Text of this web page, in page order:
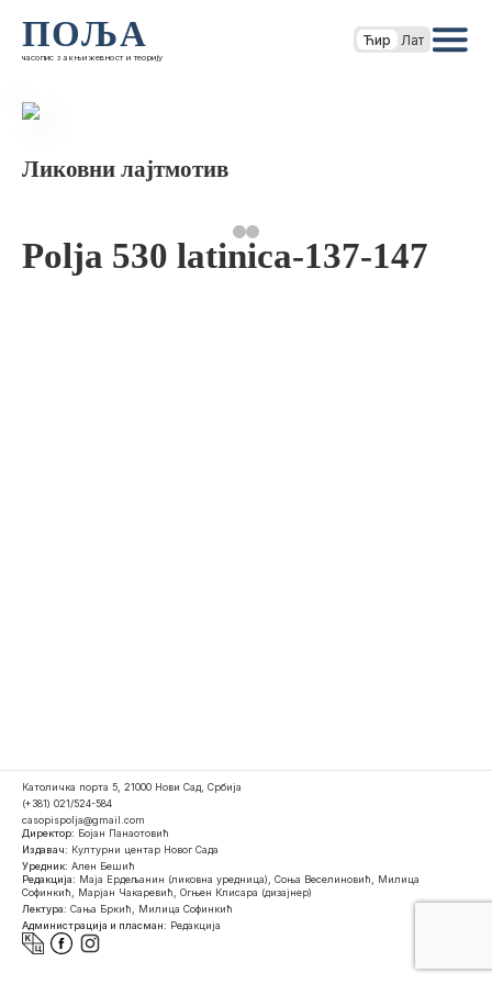
ПОЉА
часопис за књижевност и теорију
Ћир Лат
Ликовни лајтмотив
Polja 530 latinica-137-147
Католичка порта 5, 21000 Нови Сад, Србија
(+381) 021/524-584
casopispolja@gmail.com
Директор: Бојан Панаотовић
Издавач: Културни центар Новог Сада
Уредник: Ален Бешић
Редакција: Маја Ердељанин (ликовна уредница), Соња Веселиновић, Милица
Софинкић, Марјан Чакаревић, Огњен Клисара (дизајнер)
Лектура: Сања Бркић, Милица Софинкић
Администрација и пласман: Редакција